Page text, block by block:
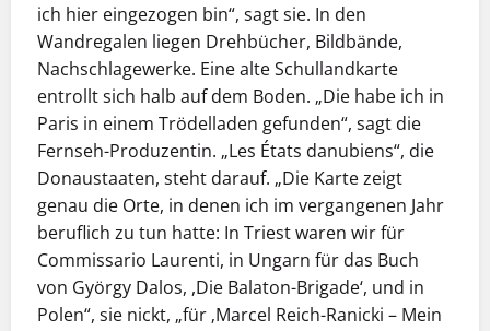
ich hier eingezogen bin“, sagt sie. In den
Wandregalen liegen Drehbücher, Bildbände,
Nachschlagewerke. Eine alte Schullandkarte
entrollt sich halb auf dem Boden. „Die habe ich in
Paris in einem Trödelladen gefunden“, sagt die
Fernseh-Produzentin. „Les États danubiens“, die
Donaustaaten, steht darauf. „Die Karte zeigt
genau die Orte, in denen ich im vergangenen Jahr
beruflich zu tun hatte: In Triest waren wir für
Commissario Laurenti, in Ungarn für das Buch
von György Dalos, ,Die Balaton-Brigade‘, und in
Polen“, sie nickt, „für ‚Marcel Reich-Ranicki – Mein